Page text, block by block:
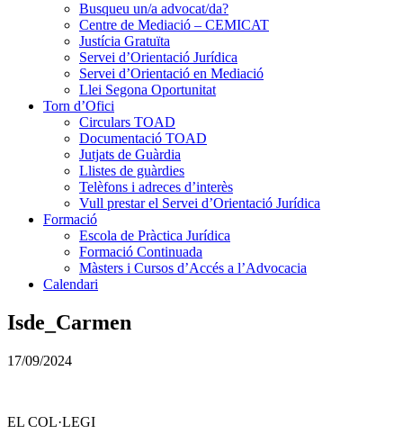
Busqueu un/a advocat/da?
Centre de Mediació – CEMICAT
Justícia Gratuïta
Servei d’Orientació Jurídica
Servei d’Orientació en Mediació
Llei Segona Oportunitat
Torn d’Ofici
Circulars TOAD
Documentació TOAD
Jutjats de Guàrdia
Llistes de guàrdies
Telèfons i adreces d’interès
Vull prestar el Servei d’Orientació Jurídica
Formació
Escola de Pràctica Jurídica
Formació Continuada
Màsters i Cursos d’Accés a l’Advocacia
Calendari
Isde_Carmen
17/09/2024
EL COL·LEGI